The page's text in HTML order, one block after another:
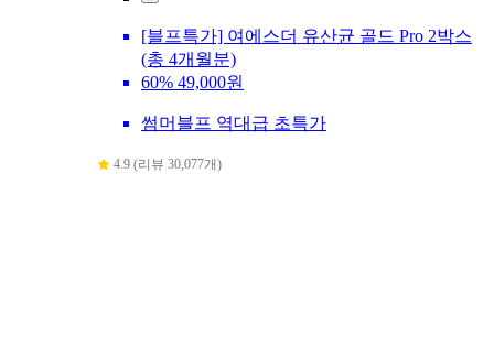
[블프특가] 여에스더 유산균 골드 Pro 2박스
(총 4개월분)
60% 49,000원
썸머블프 역대급 초특가
4.9 (리뷰 30,077개)